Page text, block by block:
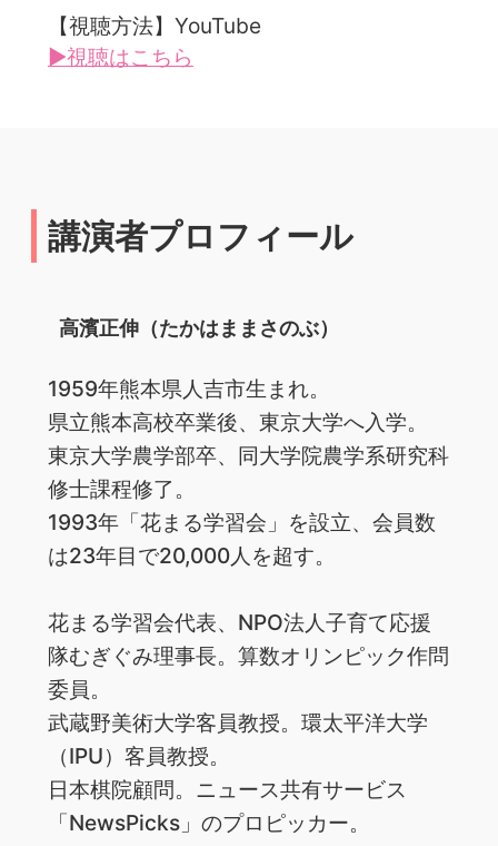
【視聴方法】YouTube
▶視聴はこちら
講演者プロフィール
高濱正伸（たかはままさのぶ）
1959年熊本県人吉市生まれ。
県立熊本高校卒業後、東京大学へ入学。
東京大学農学部卒、同大学院農学系研究科
修士課程修了。
1993年「花まる学習会」を設立、会員数
は23年目で20,000人を超す。
花まる学習会代表、NPO法人子育て応援
隊むぎぐみ理事長。算数オリンピック作問
委員。
武蔵野美術大学客員教授。環太平洋大学
（IPU）客員教授。
日本棋院顧問。ニュース共有サービス
「NewsPicks」のプロピッカー。